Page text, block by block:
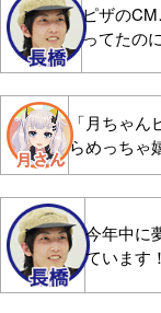
ピザの
ってたのに
「月ちゃん
らめっちゃ
今年中に
ています！